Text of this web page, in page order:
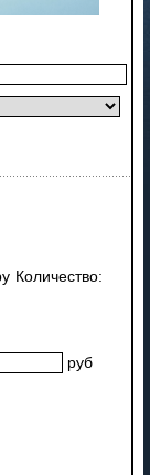
Количество:
руб